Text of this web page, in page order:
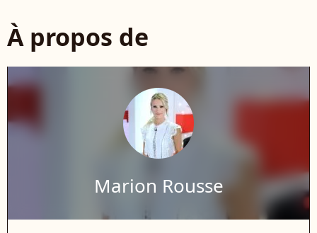
À propos de
Marion Rousse